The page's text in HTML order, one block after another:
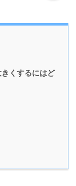
くするにはど